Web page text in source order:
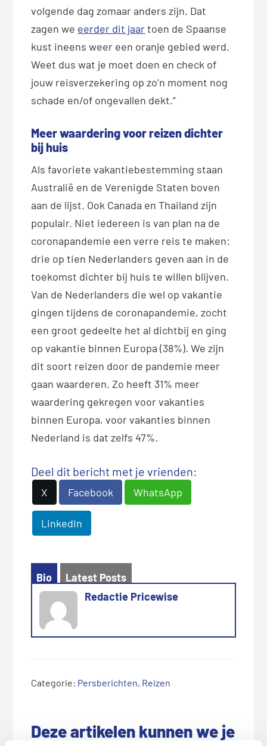
volgende dag zomaar anders zijn. Dat
zagen we eerder dit jaartoen de Spaanse
kust ineens weer een oranje gebied werd.
Weet dus wat je moet doen en check of
jouw reisverzekering op zo’n moment nog
schade en/of ongevallen dekt.”
Meer waardering voor reizen dichter
bij huis
Als favoriete vakantiebestemming staan
Australië en de Verenigde Staten boven
aan de lijst. Ook Canada en Thailand zijn
populair. Niet iedereen is van plan na de
coronapandemie een verre reis te maken:
drie op tien Nederlanders geven aan in de
toekomst dichter bij huis te willen blijven.
Van de Nederlanders die wel op vakantie
gingen tijdens de coronapandemie, zocht
een groot gedeelte het al dichtbij en ging
op vakantie binnen Europa (38%). We zijn
dit soort reizen door de pandemie meer
gaan waarderen. Zo heeft 31% meer
waardering gekregen voor vakanties
binnen Europa, voor vakanties binnen
Nederland is dat zelfs 47%.
Deel dit bericht met je vrienden:
X Facebook WhatsApp
LinkedIn
Bio
Latest Posts
Redactie Pricewise
Categorie: Persberichten, Reizen
Deze artikelen kunnen we je